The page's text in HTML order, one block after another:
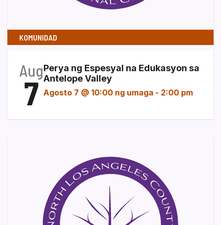
KOMUNIDAD
Aug
7
Perya ng Espesyal na Edukasyon sa
Antelope Valley
Agosto 7 @ 10:00 ng umaga - 2:00 pm